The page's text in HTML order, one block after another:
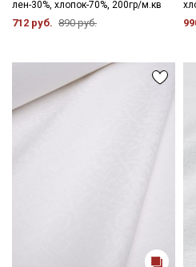
лен-30%, хлопок-70%, 200гр/м.кв
712 руб. 890 руб.
данныхи даюСогласие на
данных
информационных рассылок